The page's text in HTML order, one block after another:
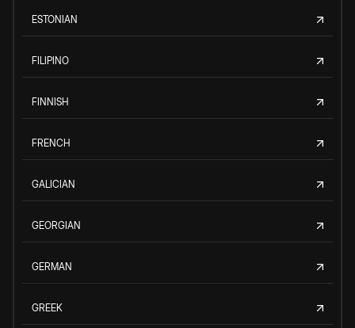
ESTONIAN
FILIPINO
FINNISH
FRENCH
GALICIAN
GEORGIAN
GERMAN
GREEK